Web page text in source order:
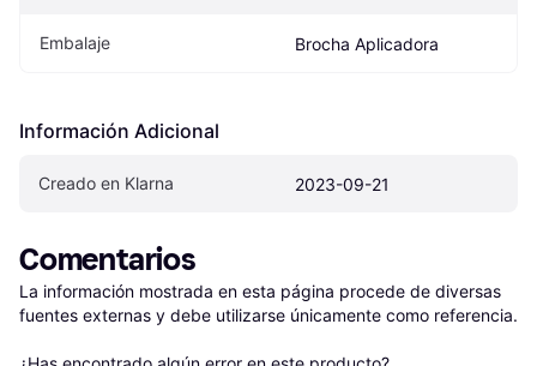
Embalaje Brocha Aplicadora
Información Adicional
Creado en Klarna 2023-09-21
Comentarios
La información mostrada en esta página procede de diversas
fuentes externas y debe utilizarse únicamente como referencia.